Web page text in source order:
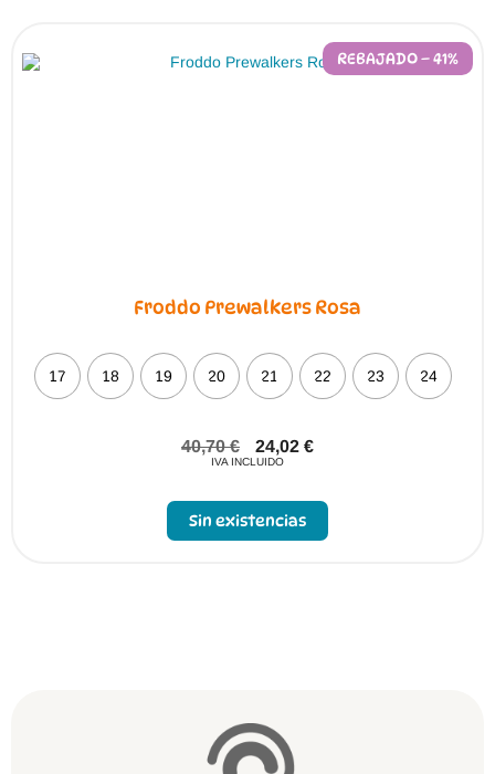
REBAJADO – 41%
Froddo Prewalkers Rosa
17 18 19 20 21 22 23 24
40,70€ 24,02 €
IVA INCLUIDO
Sin existencias